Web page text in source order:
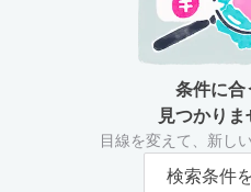
条件に合
見つかり
目線を変えて、新し
検索条件